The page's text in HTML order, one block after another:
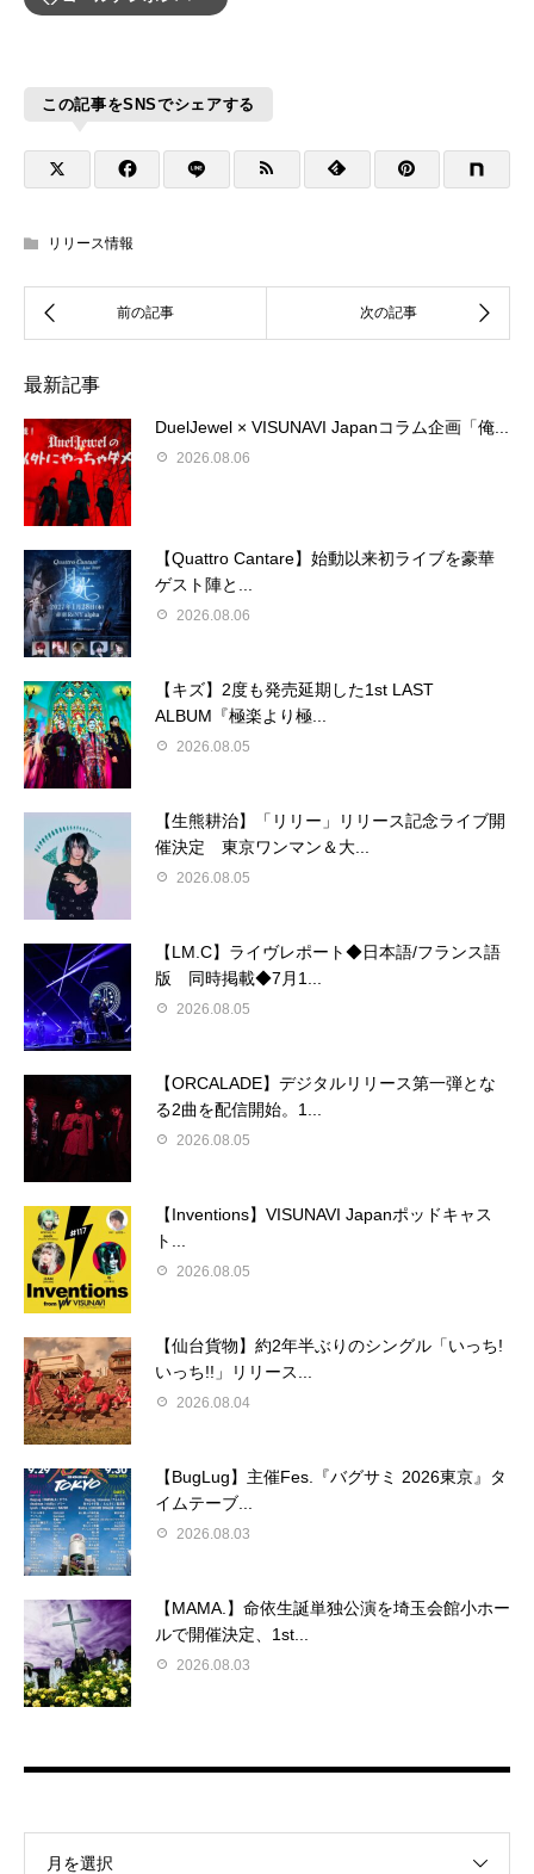
この記事をSNSでシェアする
リリース情報
最新記事
DuelJewel × VISUNAVI Japanコラム企画「俺...
2026.08.06
【Quattro Cantare】始動以来初ライブを豪華
ゲスト陣と...
2026.08.06
【キズ】2度も発売延期した1st LAST
ALBUM『極楽より極...
2026.08.05
【生熊耕治】「リリー」リリース記念ライブ開
催決定 東京ワンマン＆大...
2026.08.05
【LM.C】ライヴレポート◆日本語/フランス語
版 同時掲載◆7月1...
2026.08.05
【ORCALADE】デジタルリリース第一弾とな
る2曲を配信開始。1...
2026.08.05
【Inventions】VISUNAVI Japanポッドキャス
ト...
2026.08.05
【仙台貨物】約2年半ぶりのシングル「いっち!
いっち!!」リリース...
2026.08.04
【BugLug】主催Fes.『バグサミ 2026東京』タ
イムテーブ...
2026.08.03
【MAMA.】命依生誕単独公演を埼玉会館小ホー
ルで開催決定、1st...
2026.08.03
月を選択